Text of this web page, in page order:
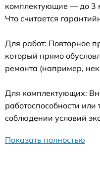
комплектующие — до 3
Что считается
Для работ: Повторное
который прямо
ремонта (например,
Для комплектующих:
работоспособности
соблюдении условий
Показать полностью